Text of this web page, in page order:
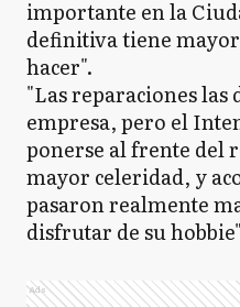
importante en la
definitiva tiene
hacer".
"Las reparaciones las
empresa, pero el
ponerse al frente del
mayor celeridad, y
pasaron realmente
disfrutar de su
Ads